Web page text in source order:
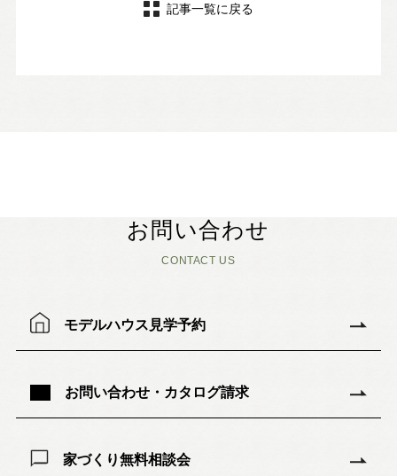
記事一覧に戻る
お問い合わせ
CONTACT US
モデルハウス見学予約
お問い合わせ・カタログ請求
家づくり無料相談会